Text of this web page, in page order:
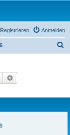
Anmelden
Registrieren
Suche